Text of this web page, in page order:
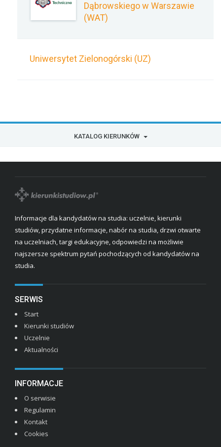
Dąbrowskiego w Warszawie
(WAT)
Uniwersytet Zielonogórski (UZ)
KATALOG KIERUNKÓW
Informacje dla kandydatów na studia: uczelnie, kierunki
studiów, przydatne informacje, nabór na studia, drzwi otwarte
na uczelniach, targi edukacyjne, odpowiedzi na możliwie
najszersze spektrum pytań pochodzących od kandydatów na
studia.
SERWIS
Start
Kierunki studiów
Uczelnie
Aktualności
INFORMACJE
O serwisie
Regulamin
Kontakt
Cookies